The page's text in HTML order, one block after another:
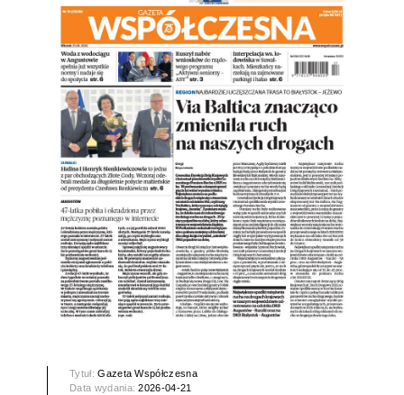
Tytuł:Gazeta Współczesna
Data wydania:2026-04-21